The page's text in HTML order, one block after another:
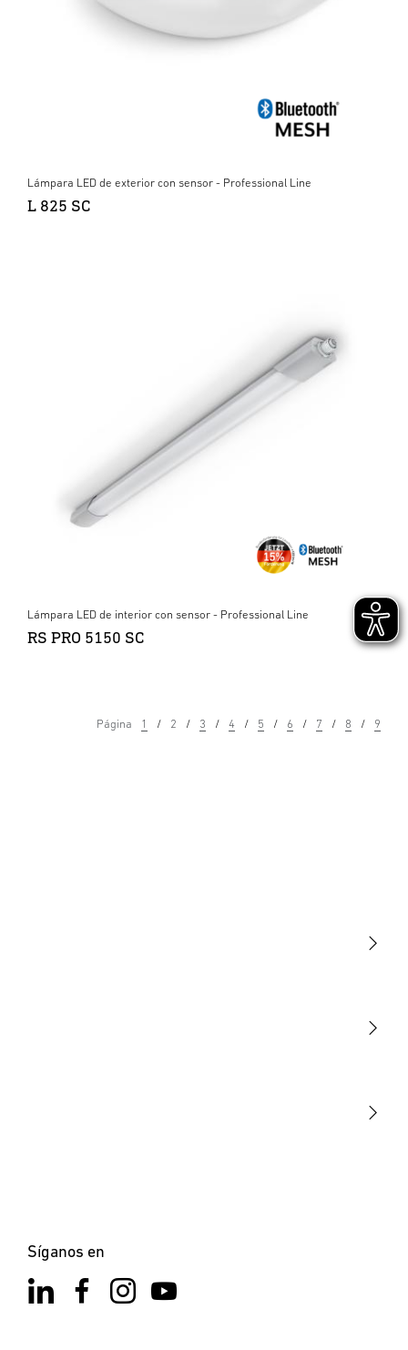
Lámpara LED de exterior con sensor - Professional Line
L 825 SC
Lámpara LED de interior con sensor - Professional Line
RS PRO 5150 SC
Página 1 2 3 4 5 6 7 8 9
Síganos en